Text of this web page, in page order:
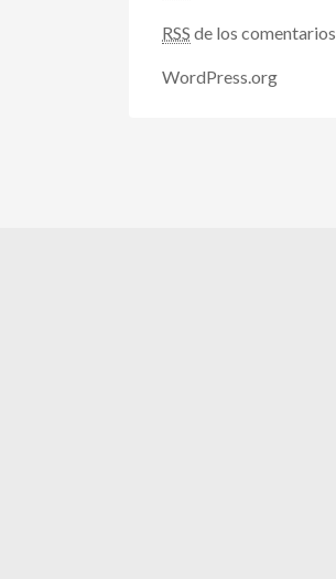
RSS de los comentarios
WordPress.org